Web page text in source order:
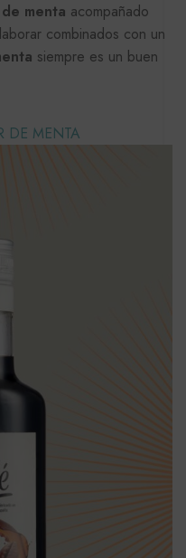
menta acompañado
combinados con un
siempre es un buen
DE MENTA